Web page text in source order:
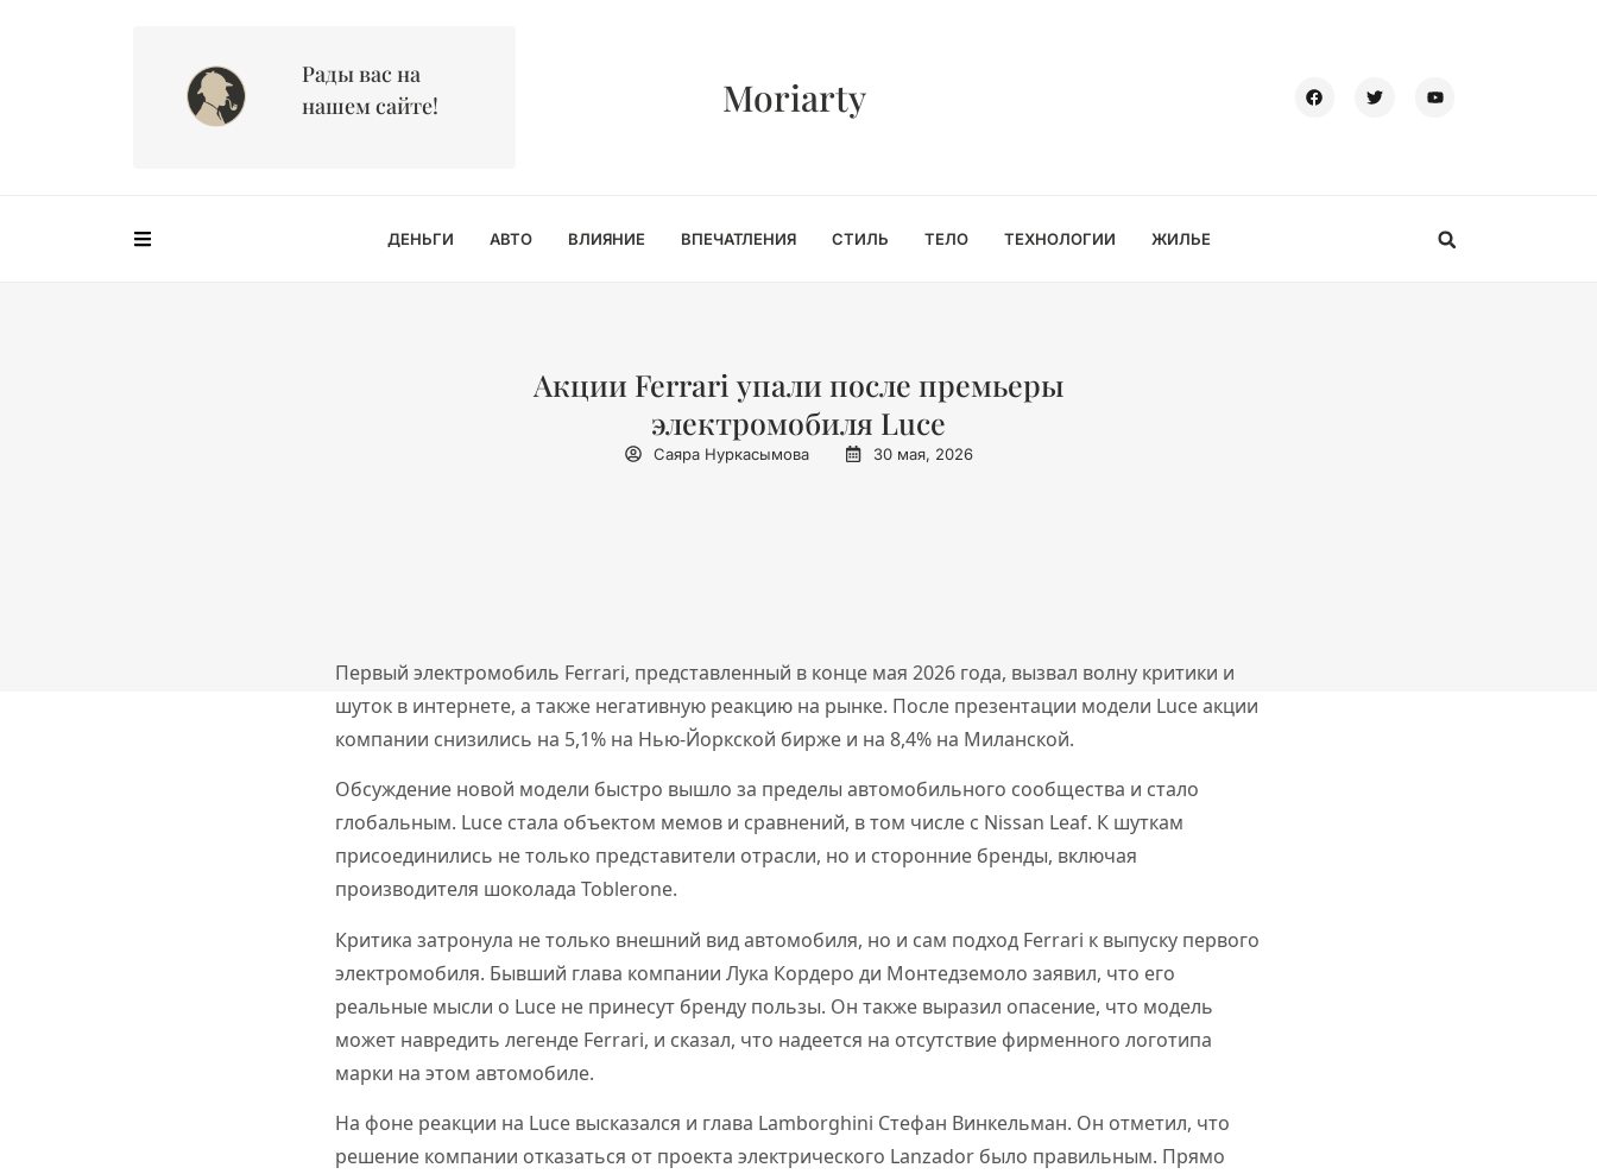
Рады вас на
нашем сайте!
Moriarty
ДЕНЬГИ АВТО ВЛИЯНИЕ ВПЕЧАТЛЕНИЯ СТИЛЬ ТЕЛО ТЕХНОЛОГИИ ЖИЛЬЕ
Акции Ferrari упали после премьеры
электромобиля Luce
Саяра Нуркасымова 30 мая, 2026
Первый электромобиль Ferrari, представленный в конце мая 2026 года, вызвал волну критики и
шуток в интернете, а также негативную реакцию на рынке. После презентации модели Luce акции
компании снизились на 5,1% на Нью-Йоркской бирже и на 8,4% на Миланской.
Обсуждение новой модели быстро вышло за пределы автомобильного сообщества и стало
глобальным. Luce стала объектом мемов и сравнений, в том числе с Nissan Leaf. К шуткам
присоединились не только представители отрасли, но и сторонние бренды, включая
производителя шоколада Toblerone.
Критика затронула не только внешний вид автомобиля, но и сам подход Ferrari к выпуску первого
электромобиля. Бывший глава компании Лука Кордеро ди Монтедземоло заявил, что его
реальные мысли о Luce не принесут бренду пользы. Он также выразил опасение, что модель
может навредить легенде Ferrari, и сказал, что надеется на отсутствие фирменного логотипа
марки на этом автомобиле.
На фоне реакции на Luce высказался и глава Lamborghini Стефан Винкельман. Он отметил, что
решение компании отказаться от проекта электрического Lanzador было правильным. Прямо